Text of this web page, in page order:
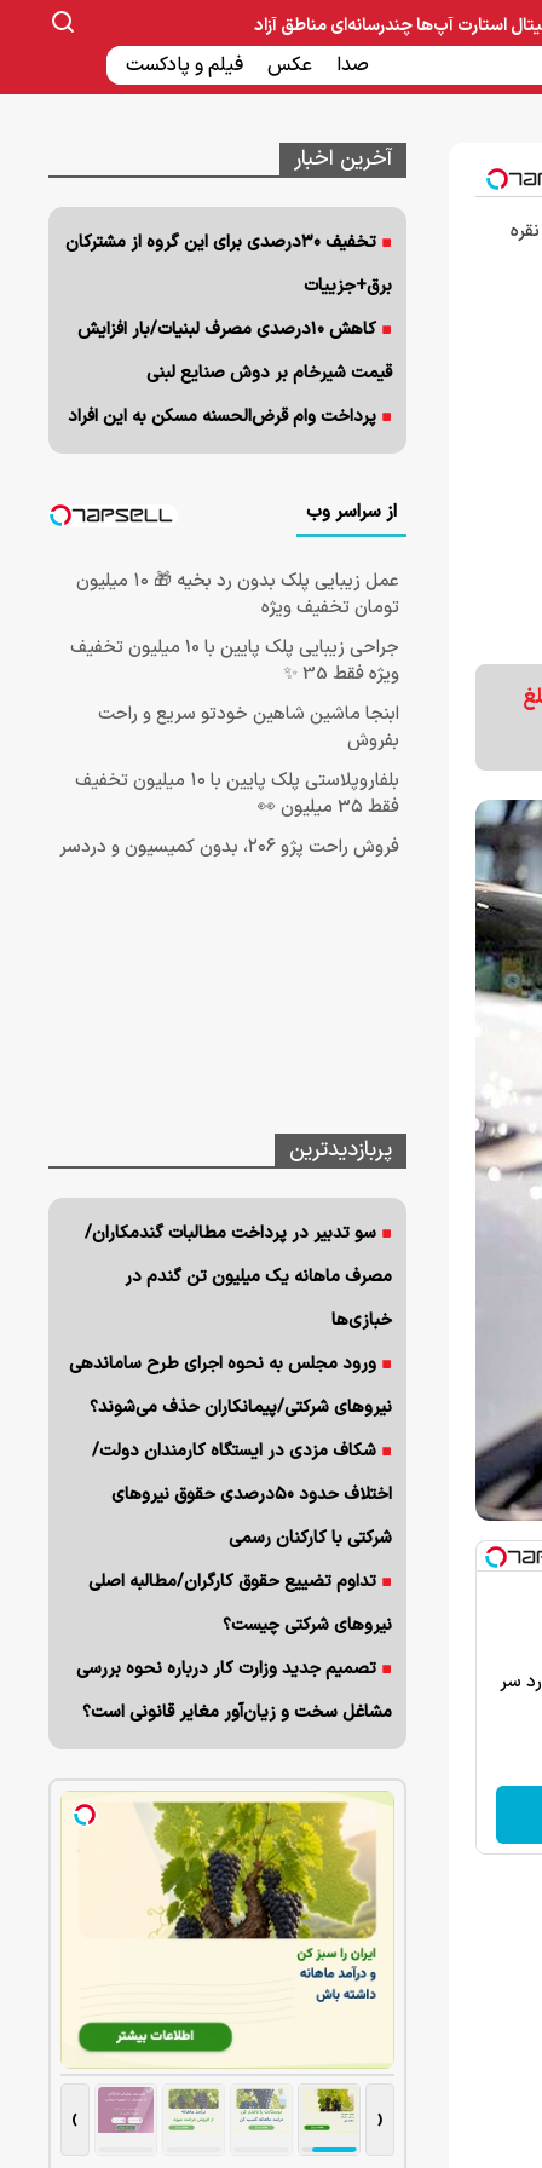
صنایع غذایی و دارویی ساخت و ساز بانک و بیمه
استارت آپ‌هاچندرسانه‌ای
صدا عکس فیلم و پادکست
مناطق آزاد
سر
آخرین اخبار
تخفیف ۳۰درصدی برای این گروه از مشترکان
برق+جزییات
کاهش ۱۰درصدی مصرف لبنیات/بار افزایش
قیمت شیرخام بر دوش صنایع لبنی
پرداخت وام قرض‌الحسنه مسکن به این افراد
از سراسر وب
عمل زیبایی پلک بدون رد بخیه 🎁 ۱۰ میلیون
تومان تخفیف ویژه
جراحی زیبایی پلک پایین با 10 میلیون تخفیف
ویژه فقط 35 ✨
ابنجا ماشین شاهین خودتو سریع و راحت
بفروش
بلفاروپلاستی پلک پایین با ۱۰ میلیون تخفیف
فقط 3۵ میلیون 👀
فروش راحت پژو ۲۰6، بدون کمیسیون و دردسر
پربازدیدترین
سو تدبیر در پرداخت مطالبات گندمکاران/
مصرف ماهانه یک میلیون تن گندم در
خبازی‌ها
ورود مجلس به نحوه اجرای طرح ساماندهی
نیروهای شرکتی/پیمانکاران حذف می‌شوند؟
شکاف مزدی در ایستگاه کارمندان دولت/
اختلاف حدود ۵۰درصدی حقوق نیروهای
شرکتی با کارکنان رسمی
تداوم تضییع حقوق کارگران/مطالبه اصلی
نیروهای شرکتی چیست؟
تصمیم جدید وزارت کار درباره نحوه بررسی
مشاغل سخت و زیان‌آور مغایر قانونی است؟
‹
›